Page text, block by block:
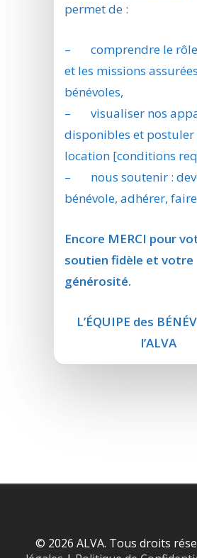
permet de :
– comprendre le rôle
et les missions
bénévoles,
– visualiser nos
disponibles et
location [conditions
– nous soutenir :
bénévole, adhérer,
Encore MERCI pour
soutien fidèle et votre
générosité.
L’ÉQUIPE des
l’ALVA
© 2026 ALVA. Tous droits